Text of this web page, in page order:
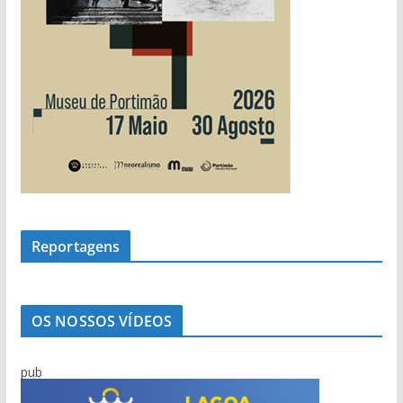
Reportagens
OS NOSSOS VÍDEOS
pub